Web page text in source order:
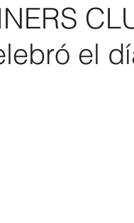
el